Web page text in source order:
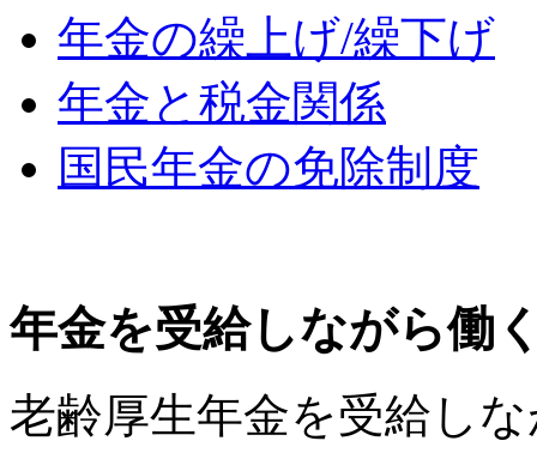
年金の繰上げ/繰下げ
年金と税金関係
国民年金の免除制度
年金を受給しながら働
老齢厚生年金を受給し